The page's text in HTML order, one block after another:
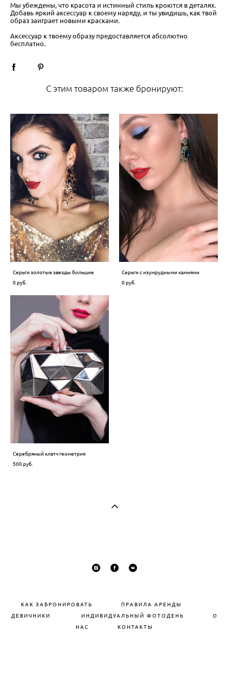
Мы убеждены, что красота и истинный стиль кроются в деталях.
Добавь яркий аксессуар к своему наряду, и ты увидишь, как твой
образ заиграет новыми красками.
Аксессуар к твоему образу предоставляется абсолютно
бесплатно.
С этим товаром также бронируют:
Серьги золотые звезды большие
0 pуб.
Серьги с изумрудными камнями
0 pуб.
Серебряный клатч геометрия
500 pуб.
КАК ЗАБРОНИРОВАТЬ ПРАВИЛА АРЕНДЫ
ДЕВИЧНИКИ
ИНДИВИДУАЛЬНЫЙ ФОТОДЕНЬ
О
НАС
КОНТАКТЫ